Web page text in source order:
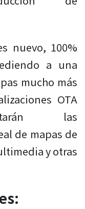
nuevo, 100%
a una
mucho más
OTA
las
de mapas de
y otras